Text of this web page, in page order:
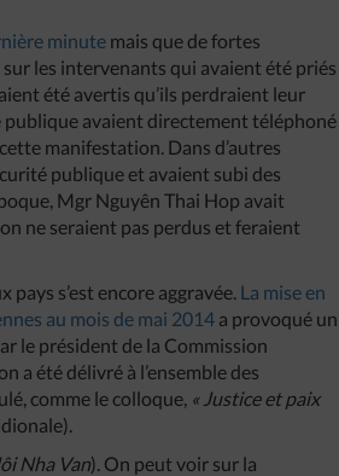
minute mais que de fortes
les intervenants qui avaient été priés
été avertis qu’ils perdraient leur
publique avaient directement téléphoné
manifestation. Dans d’autres
publique et avaient subi des
Mgr Nguyên Thai Hop avait
ne seraient pas perdus et feraient
s’est encore aggravée. La mise en
au mois de mai 2014 a provoqué un
le président de la Commission
a été délivré à l’ensemble des
comme le colloque, « Justice et paix
Nha Van). On peut voir sur la